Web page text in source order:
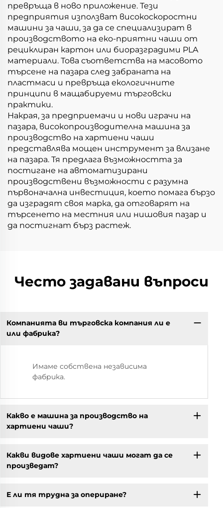
превръща в ново приложение. Тези
предприятия използват високоскоростни
машини за чаши, за да се специализират в
производството на еко-приятни чаши от
рециклиран картон или биоразградими PLA
материали. Това съответства на масовото
търсене на пазара след забраната на
пластмаси и превръща екологичните
принципи в мащабируеми търговски
практики.
Накрая, за предприемачи и нови играчи на
пазара, високопроизводителна машина за
производство на хартиени чаши
представлява мощен инструмент за влизане
на пазара. Тя предлага възможността за
постигане на автоматизирани
производствени възможности с разумна
първоначална инвестиция, което помага бързо
да изградят своя марка, да отговарят на
търсенето на местния или нишовия пазар и
да постигнат бърз растеж.
Често задавани въпроси
Компанията ви търговска компания ли е
или фабрика?
Имаме собствена независима
фабрика.
Какво е машина за производство на
хартиени чаши?
Какви видове хартиени чаши могат да се
произведат?
Е ли тя трудна за опериране?